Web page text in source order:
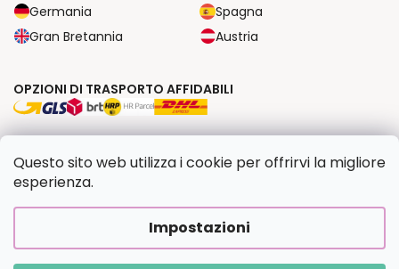
Questo sito web utilizza i cookie per offrirvi la migliore
esperienza.
Impostazioni
Germania
Spagna
Gran Bretannia
Austria
OPZIONI DI TRASPORTO AFFIDABILI
Creato da Shoptet Premium|UpraviloFV STUDIO
Copyright 2026Dipingilo.it. Tutti i diritti riservati.